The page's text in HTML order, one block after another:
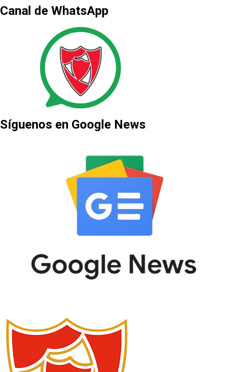
Canal de WhatsApp
Síguenos en Google News